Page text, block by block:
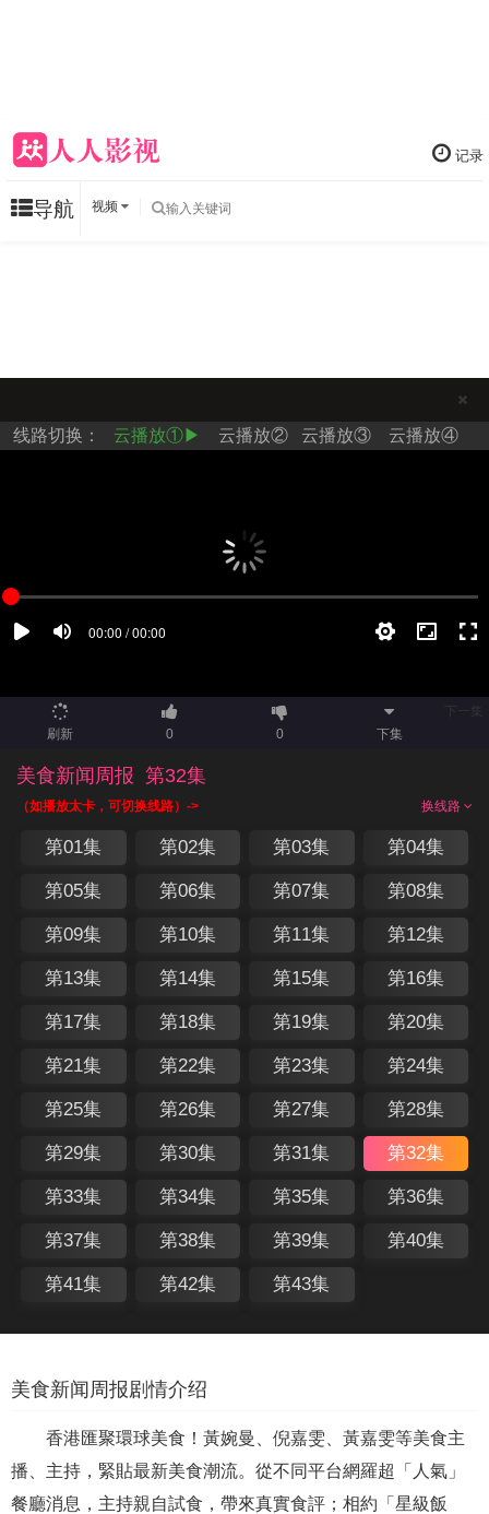
记录
导航 视频
刷新 0 0 下集
美食新闻周报 第32集
换线路
（如播放太卡，可切换线路）->
第01集 第02集 第03集 第04集
第05集 第06集 第07集 第08集
第09集 第10集 第11集 第12集
第13集 第14集 第15集 第16集
第17集 第18集 第19集 第20集
第21集 第22集 第23集 第24集
第25集 第26集 第27集 第28集
第29集 第30集 第31集 第32集
第33集 第34集 第35集 第36集
第37集 第38集 第39集 第40集
第41集 第42集 第43集
美食新闻周报剧情介绍
香港匯聚環球美食！黃婉曼、倪嘉雯、黃嘉雯等美食主
播、主持，緊貼最新美食潮流。從不同平台網羅超「人氣」
餐廳消息，主持親自試食，帶來真實食評；相約「星級飯